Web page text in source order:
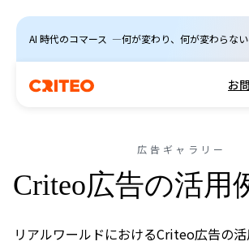
AI 時代のコマース ―何が変わり、何が変わらない
お
広告ギャラリー
Criteo広告の活用
リアルワールドにおけるCriteo広告の活